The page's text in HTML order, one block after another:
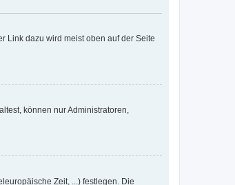
Link dazu wird meist oben auf der Seite
können nur Administratoren,
Zeit, ...) festlegen. Die